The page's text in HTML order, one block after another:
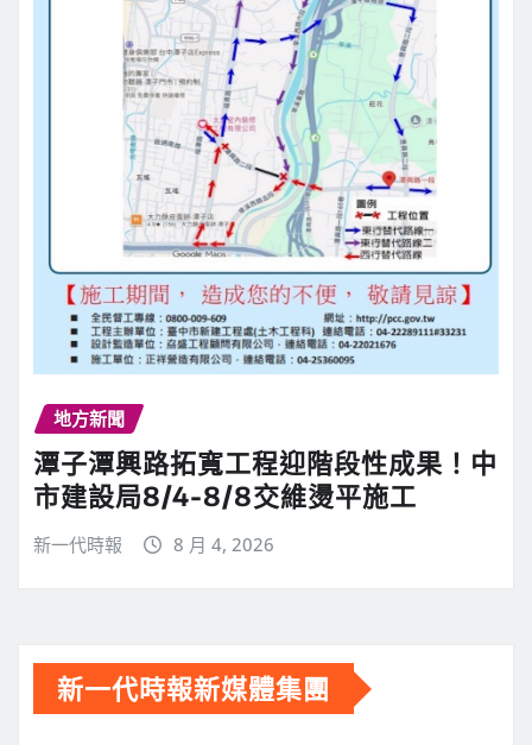
地方新聞
潭子潭興路拓寬工程迎階段性成果！中
市建設局8/4-8/8交維燙平施工
新一代時報 8 月 4, 2026
新一代時報新媒體集團